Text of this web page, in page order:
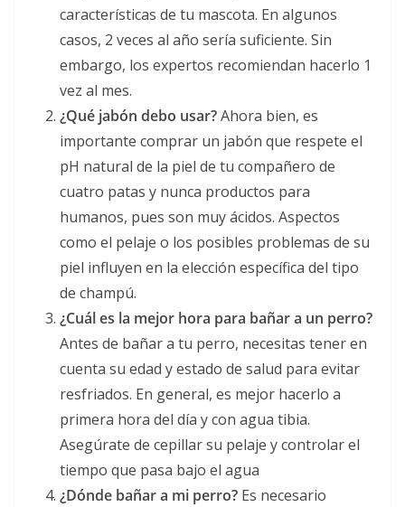
características de tu mascota. En algunos
casos, 2 veces al año sería suficiente. Sin
embargo, los expertos recomiendan hacerlo 1
vez al mes.
¿Qué jabón debo usar?Ahora bien, es
importante comprar un jabón que respete el
pH natural de la piel de tu compañero de
cuatro patas y nunca productos para
humanos, pues son muy ácidos. Aspectos
como el pelaje o los posibles problemas de su
piel influyen en la elección específica del tipo
de champú.
¿Cuál es la mejor hora para bañar a un perro?
Antes de bañar a tu perro, necesitas tener en
cuenta su edad y estado de salud para evitar
resfriados. En general, es mejor hacerlo a
primera hora del día y con agua tibia.
Asegúrate de cepillar su pelaje y controlar el
tiempo que pasa bajo el agua
¿Dónde bañar a mi perro? Es necesario